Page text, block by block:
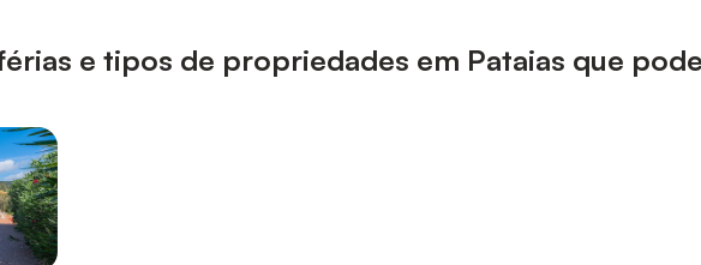
e tipos de propriedades em Pataias que